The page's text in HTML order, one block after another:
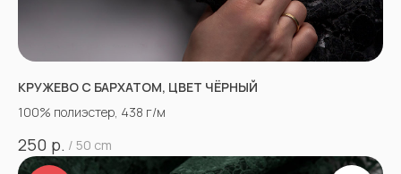
КРУЖЕВО С БАРХАТОМ, ЦВЕТ ЧЁРНЫЙ
100% полиэстер, 438 г/м
250 р. / 50 cm